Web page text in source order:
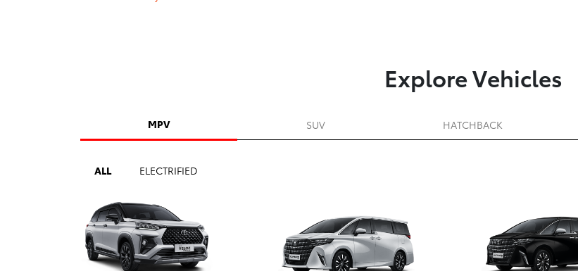
Explore Vehicles
MPV SUV HATCHBACK
ALL ELECTRIFIED